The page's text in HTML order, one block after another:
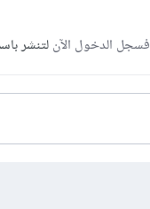
فسجل الدخول الآنلتنشر